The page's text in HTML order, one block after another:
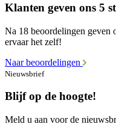
Klanten geven ons 5
Na 18 beoordelingen geven
ervaar het zelf!
Naar beoordelingen
Nieuwsbrief
Blijf op de hoogte!
Meld u aan voor de